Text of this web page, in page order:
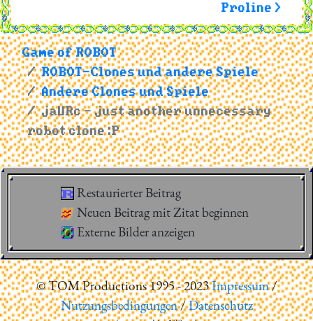
Proline >
Game of ROBOT
ROBOT-Clones und andere Spiele
Andere Clones und Spiele
jaURc - just another unnecessary
robot clone :P
Restaurierter Beitrag
Neuen Beitrag mit Zitat beginnen
Externe Bilder anzeigen
© TOM Productions 1995 - 2023Impressum/
Nutzungsbedingungen/Datenschutz